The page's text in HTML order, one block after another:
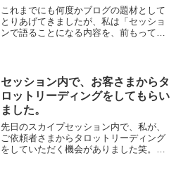
これまでにも何度かブログの題材として
とりあげてきましたが、私は「セッショ
ンで語ることになる内容を、前もって夢
セッション内で、お客さまからタ
ロットリーディングをしてもらい
ました。
先日のスカイプセッション内で、私が、
ご依頼者さまからタロットリーディング
をしていただく機会がありました笑。タ